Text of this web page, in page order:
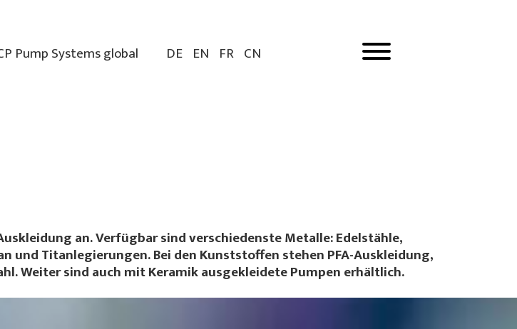
Pump Systems global DE EN FR CN
an. Verfügbar sind verschiedenste Metalle: Edelstähle,
und Titanlegierungen. Bei den Kunststoffen stehen PFA-Auskleidung,
Weiter sind auch mit Keramik ausgekleidete Pumpen erhältlich.